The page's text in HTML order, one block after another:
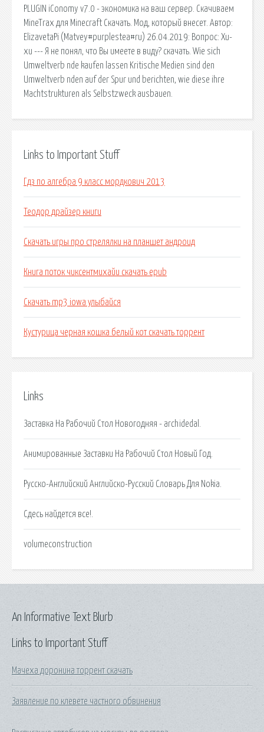
PLUGIN iConomy v7.0 - экономика на ваш сервер. Скачиваем
MineTrax для Minecraft Скачать. Мод, который внесет. Автор:
ElizavetaPi (Matvey#purplestea#ru) 26.04.2019: Вопрос: Хи-
хи --- Я не понял, что Вы имеете в виду? скачать. Wie sich
Umweltverb nde kaufen lassen Kritische Medien sind den
Umweltverb nden auf der Spur und berichten, wie diese ihre
Machtstrukturen als Selbstzweck ausbauen.
Links to Important Stuff
Гдз по алгебра 9 класс мордкович 2013
Теодор драйзер книги
Скачать игры про стрелялки на планшет андроид
Книга поток чиксентмихайи скачать epub
Скачать mp3 iowa улыбайся
Кустурица черная кошка белый кот скачать торрент
Links
Заставка На Рабочий Стол Новогодняя - archidedal.
Анимированные Заставки На Рабочий Стол Новый Год.
Русско-Английский Английско-Русский Словарь Для Nokia.
Сдесь найдется все!.
volumeconstruction
Links to Important Stuff
Мачеха доронина торрент скачать
Заявление по клевете частного обвинения
An Informative Text Blurb